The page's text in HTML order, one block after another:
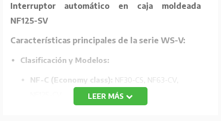
Interruptor automático en caja moldeada
NF125-SV
Características principales de la serie WS-V:
Clasificación y Modelos:
NF-C (Economy class): NF30-CS, NF63-CV,
LEER MÁS